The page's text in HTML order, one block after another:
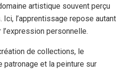
artistique souvent perçu
Ici, l’apprentissage repose autant
personnelle.
de collections, le
patronage et la peinture sur